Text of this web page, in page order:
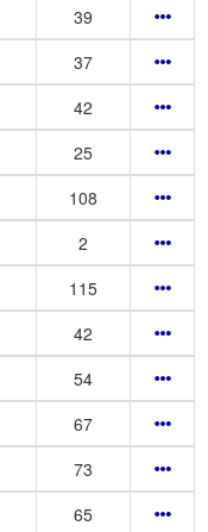
39
37
42
25
108
2
115
42
54
67
73
65